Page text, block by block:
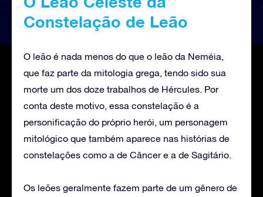
Constelação de Leão
O leão é nada menos do que o leão da Neméia,
que faz parte da mitologia grega, tendo sido sua
morte um dos doze trabalhos de Hércules. Por
conta deste motivo, essa constelação é a
personificação do próprio herói, um personagem
mitológico que também aparece nas histórias de
constelações como a de Câncer e a de Sagitário.
Os leões geralmente fazem parte de um gênero de